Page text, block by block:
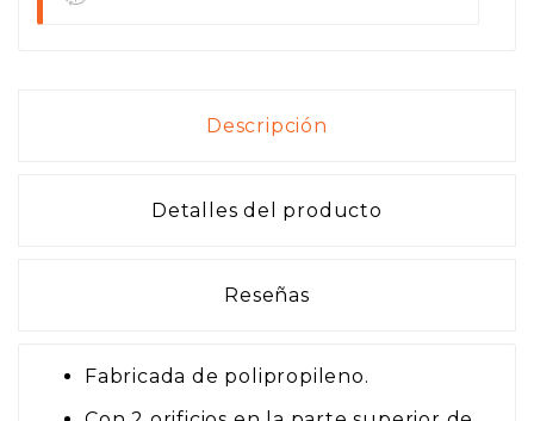
Descripción
Detalles del producto
Reseñas
Fabricada de polipropileno.